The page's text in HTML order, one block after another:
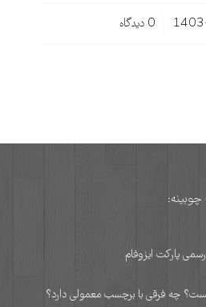
0 دیدگاه‌
پارکت ایزوفام
چه فرقی با برچسب معمولی دارد؟